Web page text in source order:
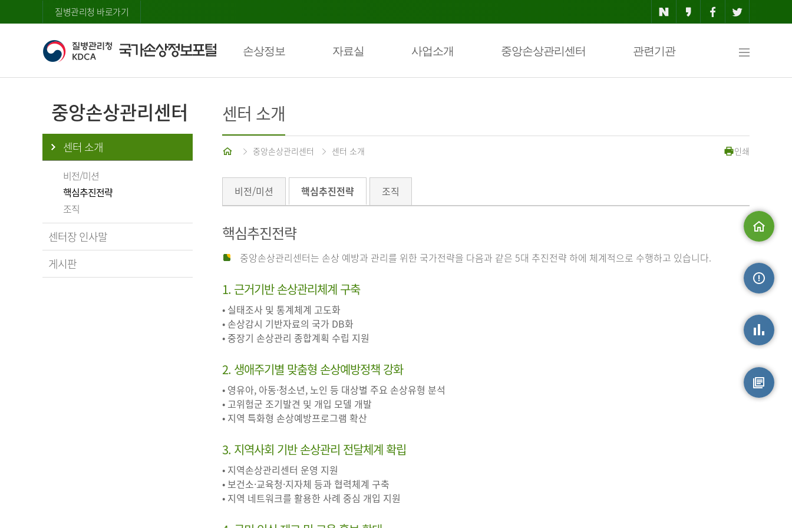
질병관리청 바로가기
손상정보 자료실 사업소개 중앙손상관리센터 관련기관
맵
중앙손상관리센터
센터 소개
비전/미션
핵심추진전략
조직
센터장 인사말
게시판
센터 소개
중앙손상관리센터 센터 소개 인쇄
비전/미션 핵심추진전략 조직
핵심추진전략
중앙손상관리센터는 손상 예방과 관리를 위한 국가전략을 다음과 같은 5대 추진전략 하에 체계적으로 수행하고 있습니다.
1. 근거기반 손상관리체계 구축
• 실태조사 및 통계체계 고도화
• 손상감시 기반자료의 국가 DB화
• 중장기 손상관리 종합계획 수립 지원
2. 생애주기별 맞춤형 손상예방정책 강화
• 영유아, 아동·청소년, 노인 등 대상별 주요 손상유형 분석
• 고위험군 조기발견 및 개입 모델 개발
• 지역 특화형 손상예방프로그램 확산
3. 지역사회 기반 손상관리 전달체계 확립
• 지역손상관리센터 운영 지원
• 보건소·교육청·지자체 등과 협력체계 구축
• 지역 네트워크를 활용한 사례 중심 개입 지원